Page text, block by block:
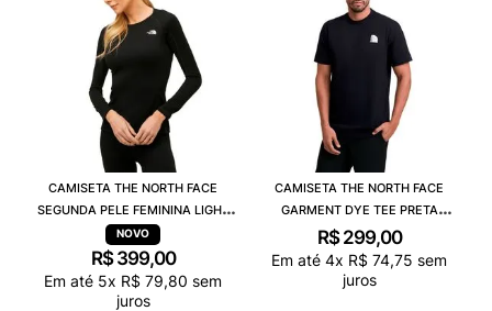
CAMISETA THE NORTH FACE
SEGUNDA PELE FEMININA LIGHT
CREW PRETO A034NJK3
R$ 399,00
Em até 5x R$ 79,80 sem
juros
CAMISETA THE NORTH FACE
GARMENT DYE TEE PRETA
812KNKY4
R$ 299,00
Em até 4x R$ 74,75 sem
juros